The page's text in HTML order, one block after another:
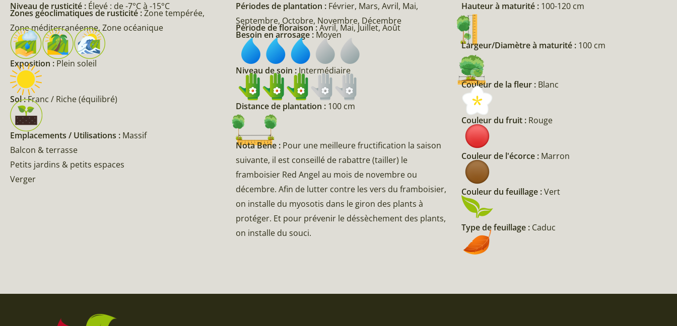
Niveau de rusticité : Élevé : de -7°C à -15°C
Zones géoclimatiques de rusticité :Zone tempérée,
Zone méditerranéenne, Zone océanique
Exposition : Plein soleil
Sol :Franc / Riche (équilibré)
Emplacements / Utilisations : Massif
Balcon & terrasse
Petits jardins & petits espaces
Verger
Périodes de plantation : Février, Mars, Avril, Mai,
Septembre, Octobre, Novembre, Décembre
Période de floraison :Avril, Mai, Juillet, Août
Besoin en arrosage : Moyen
Niveau de soin :Intermédiaire
Distance de plantation : 100 cm
Nota Bene : Pour une meilleure fructification la saison
suivante, il est conseillé de rabattre (tailler) le
framboisier Red Angel au mois de novembre ou
décembre. Afin de lutter contre les vers du framboisier,
on installe du myosotis dans le giron des plants à
protéger. Et pour prévenir le déssèchement des plants,
on installe du souci.
Hauteur à maturité : 100-120 cm
Largeur/Diamètre à maturité : 100 cm
Couleur de la fleur : Blanc
Couleur du fruit : Rouge
Couleur de l'écorce : Marron
Couleur du feuillage :Vert
Type de feuillage : Caduc